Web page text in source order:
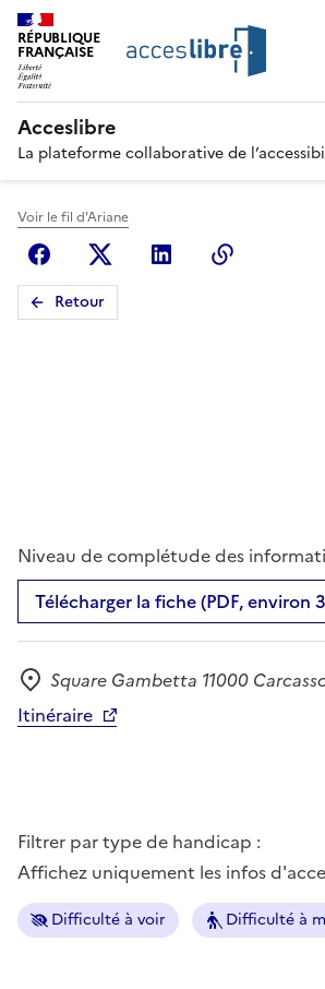
RÉPUBLIQUE
FRANÇAISE
Acceslibre
La plateforme collaborative de
Voir le fil d'Ariane
FacebookX (anciennement Twitter)
Linkedin
Retour
Niveau de complétude des
Télécharger la fiche (PDF, environ
Adresse
Square Gambetta 11000
Itinéraire
Filtrer par type de handicap :
Affichez uniquement les infos
Difficulté à voir Difficulté à